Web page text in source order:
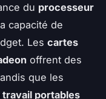
du processeur
capacité de
Les cartes
offrent des
que les
portables